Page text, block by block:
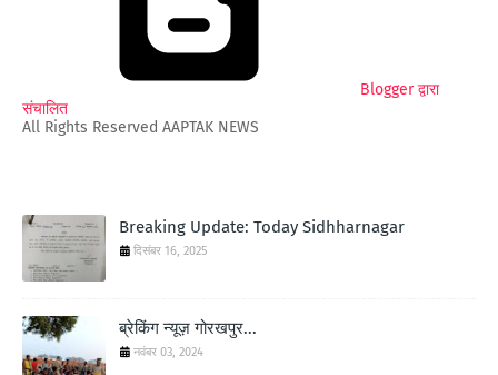
Blogger द्वारा
संचालित
All Rights Reserved AAPTAK NEWS
Breaking Update: Today Sidhharnagar
दिसंबर 16, 2025
ब्रेकिंग न्यूज़ गोरखपुर...
नवंबर 03, 2024